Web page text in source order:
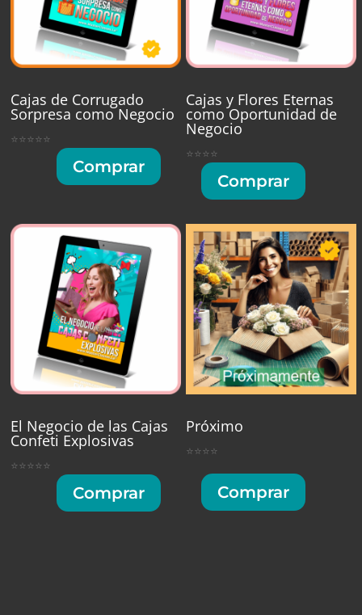
Cajas de Corrugado
Sorpresa como Negocio
⭐⭐⭐⭐⭐
Comprar
Cajas y Flores Eternas
como Oportunidad de
Negocio
⭐⭐⭐⭐
Comprar
El Negocio de las Cajas
Confeti Explosivas
⭐⭐⭐⭐⭐
Comprar
Próximo
⭐⭐⭐⭐
Comprar